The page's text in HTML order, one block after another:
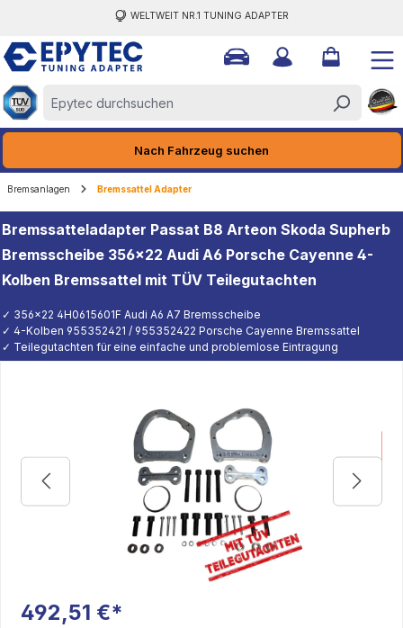
WELTWEIT NR.1 TUNING ADAPTER
Nach Fahrzeug suchen
Bremsanlagen Bremssattel Adapter
Bremssatteladapter Passat B8 Arteon Skoda Supherb
Bremsscheibe 356x22 Audi A6 Porsche Cayenne 4-
Kolben Bremssattel mit TÜV Teilegutachten
✓ 356x22 4H0615601F Audi A6 A7 Bremsscheibe
✓ 4-Kolben 955352421 / 955352422 Porsche Cayenne Bremssattel
✓ Teilegutachten für eine einfache und problemlose Eintragung
492,51 €*